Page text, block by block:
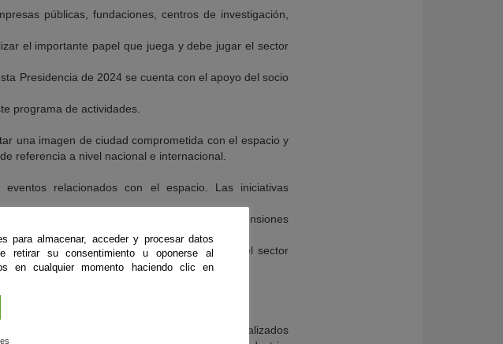
públicas, fundaciones, centros de investigación,
el importante papel que juega y debe jugar el sector
Presidencia de 2024 se cuenta con el apoyo del socio
programa de actividades.
una imagen de ciudad comprometida con el espacio y
referencia a nivel nacional e internacional.
relacionados con el espacio. Las iniciativas
y experiencias que concilian distintas dimensiones
a Sevilla en el epicentro del relato sobre el sector
en el sector espacial, según datos analizados
para almacenar, acceder y procesar datos
su consentimiento u oponerse al
en cualquier momento haciendo clic en